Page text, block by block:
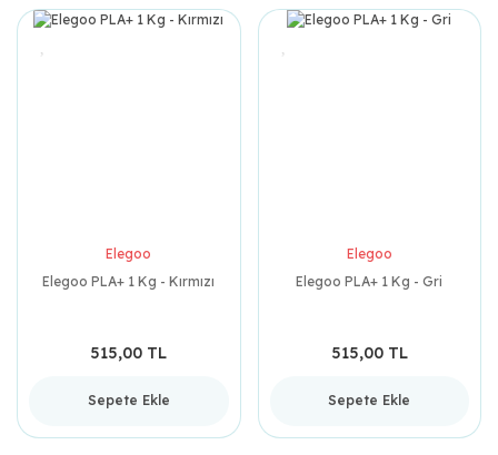
Elegoo
Elegoo PLA+ 1 Kg - Kırmızı
515,00 TL
Sepete Ekle
Elegoo
Elegoo PLA+ 1 Kg - Gri
515,00 TL
Sepete Ekle